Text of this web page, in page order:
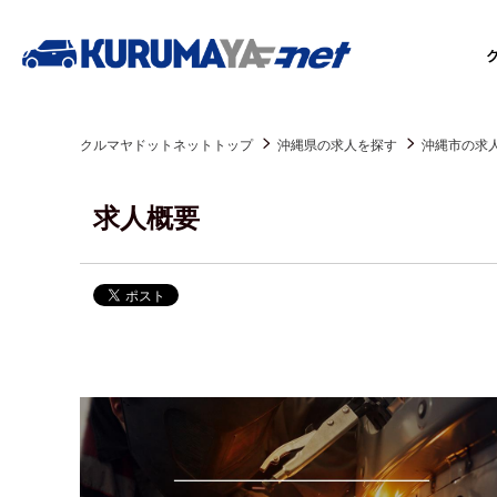
クルマヤドットネットトップ 沖縄県の求人を探す 沖縄市の求
求人概要